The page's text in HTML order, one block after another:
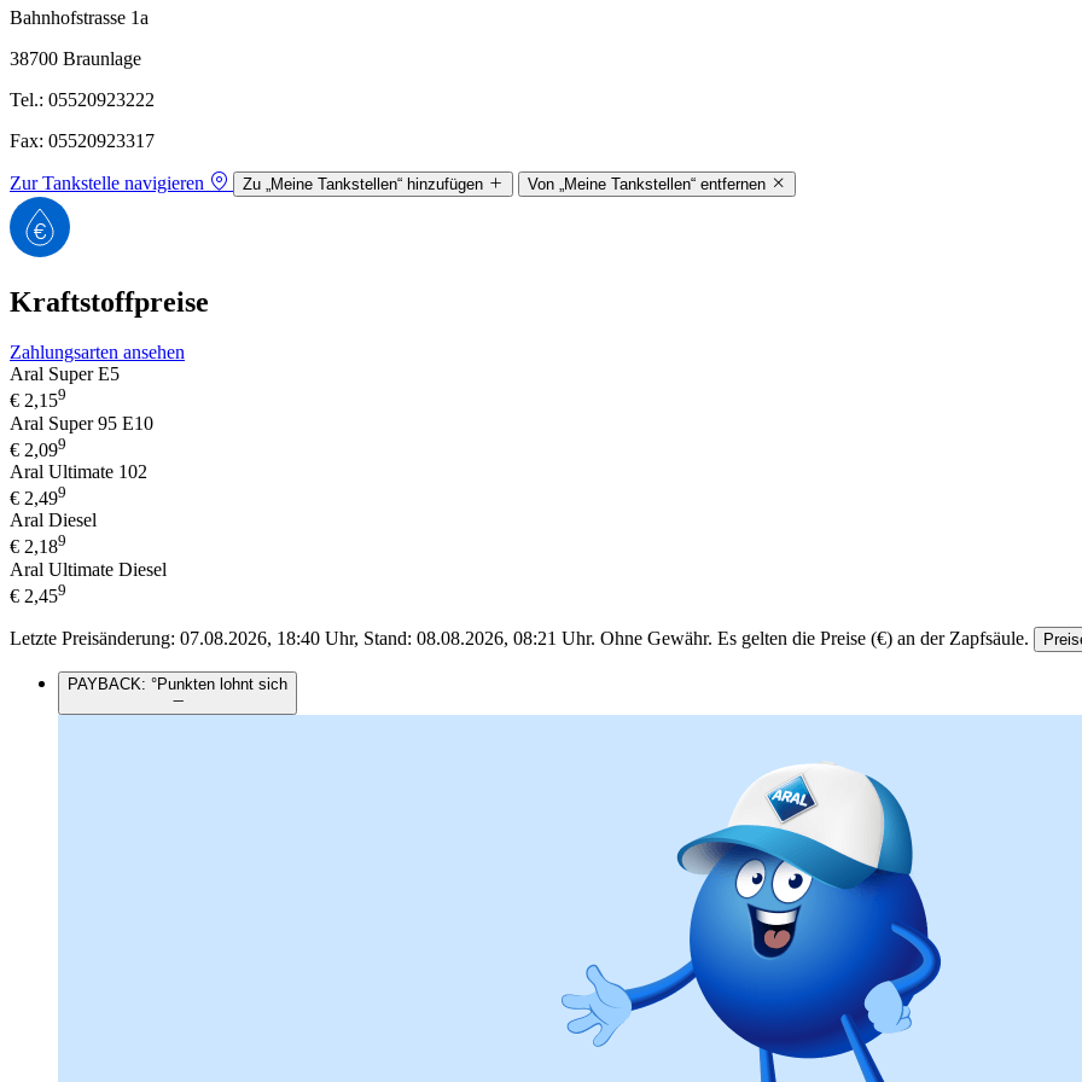
Bahnhofstrasse 1a
38700 Braunlage
Tel.: 05520923222
Fax: 05520923317
Zur Tankstelle navigieren Zu „Meine Tankstellen“ hinzufügen Von „Meine Tankstellen“ entfernen
Kraftstoffpreise
Zahlungsarten ansehen
Aral Super E5
€ 2,159
Aral Super 95 E10
€ 2,099
Aral Ultimate 102
€ 2,499
Aral Diesel
€ 2,189
Aral Ultimate Diesel
€ 2,459
Letzte Preisänderung: 07.08.2026, 18:40 Uhr, Stand: 08.08.2026, 08:21 Uhr. Ohne Gewähr. Es gelten die Preise (€) an der Zapfsäule.
PAYBACK: °Punkten lohnt sich